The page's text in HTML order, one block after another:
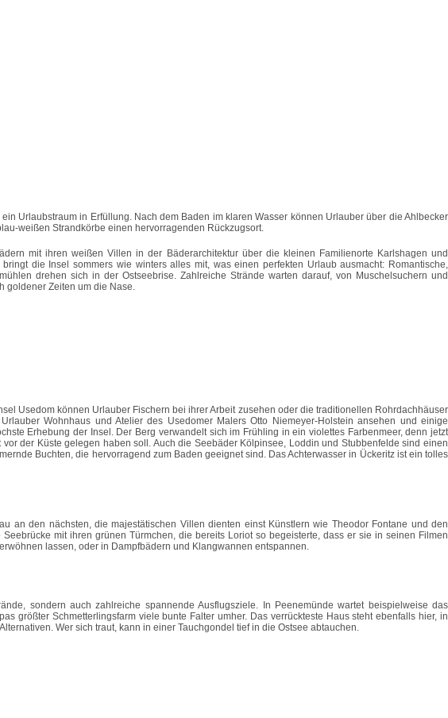
Urlaubstraum in Erfüllung. Nach dem Baden im klaren Wasser können Urlauber über die Ahlbecker
weißen Strandkörbe einen hervorragenden Rückzugsort.
mit ihren weißen Villen in der Bäderarchitektur über die kleinen Familienorte Karlshagen und
die Insel sommers wie winters alles mit, was einen perfekten Urlaub ausmacht: Romantische,
drehen sich in der Ostseebrise. Zahlreiche Strände warten darauf, von Muschelsuchern und
goldener Zeiten um die Nase.
Usedom können Urlauber Fischern bei ihrer Arbeit zusehen oder die traditionellen Rohrdachhäuser
Wohnhaus und Atelier des Usedomer Malers Otto Niemeyer-Holstein ansehen und einige
Erhebung der Insel. Der Berg verwandelt sich im Frühling in ein violettes Farbenmeer, denn jetzt
der Küste gelegen haben soll. Auch die Seebäder Kölpinsee, Loddin und Stubbenfelde sind einen
Buchten, die hervorragend zum Baden geeignet sind. Das Achterwasser in Ückeritz ist ein tolles
an den nächsten, die majestätischen Villen dienten einst Künstlern wie Theodor Fontane und den
mit ihren grünen Türmchen, die bereits Loriot so begeisterte, dass er sie in seinen Filmen
lassen, oder in Dampfbädern und Klangwannen entspannen.
sondern auch zahlreiche spannende Ausflugsziele. In Peenemünde wartet beispielweise das
größter Schmetterlingsfarm viele bunte Falter umher. Das verrückteste Haus steht ebenfalls hier, in
Wer sich traut, kann in einer Tauchgondel tief in die Ostsee abtauchen.